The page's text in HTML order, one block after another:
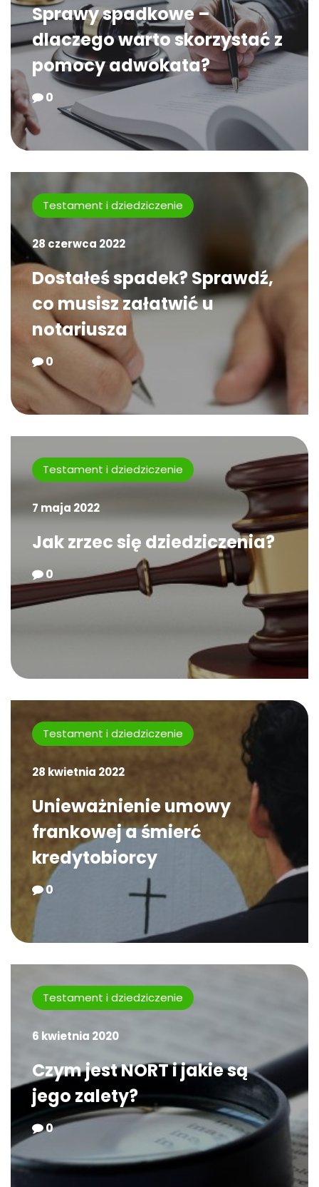
Sprawy spadkowe –
dlaczego warto skorzystać z
pomocy adwokata?
0
Testament i dziedziczenie
28 czerwca 2022
Dostałeś spadek? Sprawdź,
co musisz załatwić u
notariusza
0
Testament i dziedziczenie
7 maja 2022
Jak zrzec się dziedziczenia?
0
Testament i dziedziczenie
28 kwietnia 2022
Unieważnienie umowy
frankowej a śmierć
kredytobiorcy
0
Testament i dziedziczenie
6 kwietnia 2020
Czym jest NORT i jakie są
jego zalety?
0